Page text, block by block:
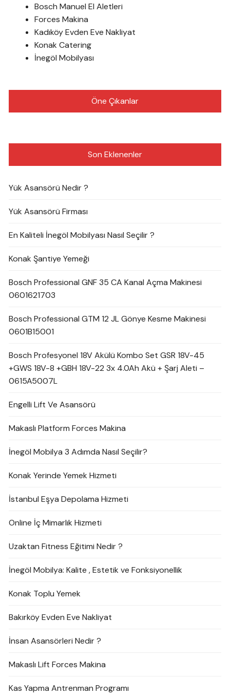
Bosch Manuel El Aletleri
Forces Makina
Kadıköy Evden Eve Nakliyat
Konak Catering
İnegöl Mobilyası
Öne Çıkanlar
Son Eklenenler
Yük Asansörü Nedir ?
Yük Asansörü Firması
En Kaliteli İnegöl Mobilyası Nasıl Seçilir ?
Konak Şantiye Yemeği
Bosch Professional GNF 35 CA Kanal Açma Makinesi
0601621703
Bosch Professional GTM 12 JL Gönye Kesme Makinesi
0601B15001
Bosch Profesyonel 18V Akülü Kombo Set GSR 18V-45
+GWS 18V-8 +GBH 18V-22 3x 4.0Ah Akü + Şarj Aleti –
0615A5007L
Engelli Lift Ve Asansörü
Makaslı Platform Forces Makina
İnegöl Mobilya 3 Adımda Nasıl Seçilir?
Konak Yerinde Yemek Hizmeti
İstanbul Eşya Depolama Hizmeti
Online İç Mimarlık Hizmeti
Uzaktan Fitness Eğitimi Nedir ?
İnegöl Mobilya: Kalite , Estetik ve Fonksiyonellik
Konak Toplu Yemek
Bakırköy Evden Eve Nakliyat
İnsan Asansörleri Nedir ?
Makaslı Lift Forces Makina
Kas Yapma Antrenman Programı